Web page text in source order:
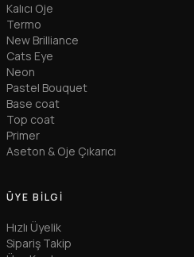
Kalıcı Oje
Termo
New Brilliance
Cats Eye
Neon
Pastel Bouquet
Base coat
Top coat
Primer
Aseton & Oje Çıkarıcı
ÜYE BILGI
Hızlı Üyelik
Sipariş Takip